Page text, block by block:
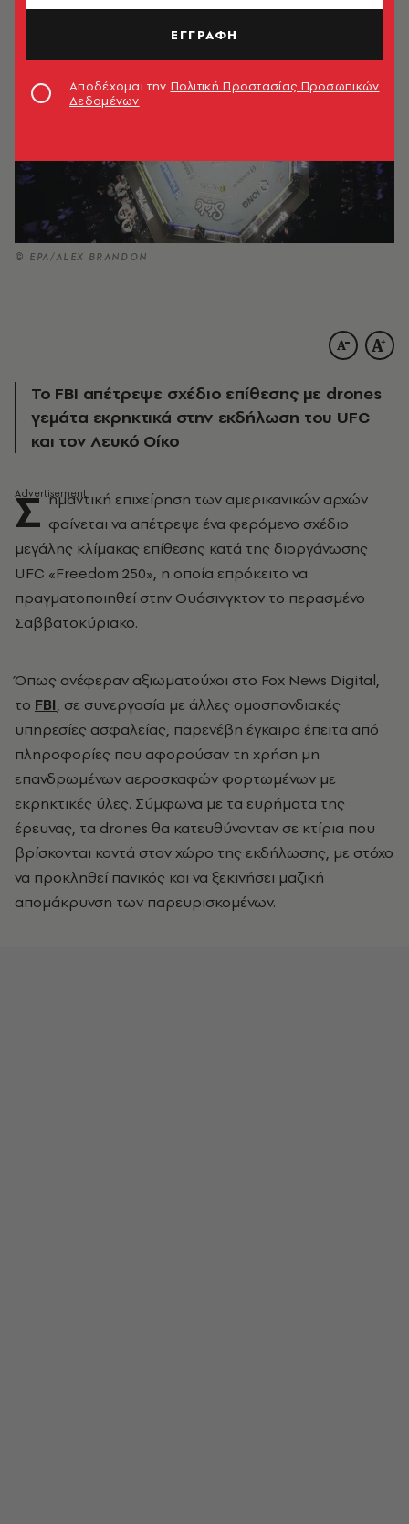
© EPA/ALEX BRANDON
Το FBI απέτρεψε σχέδιο επίθεσης με drones
γεμάτα εκρηκτικά στην εκδήλωση του UFC
και τον Λευκό Οίκο
Σ ημαντική επιχείρηση των αμερικανικών αρχών
φαίνεται να απέτρεψε ένα φερόμενο σχέδιο
μεγάλης κλίμακας επίθεσης κατά της διοργάνωσης
UFC «Freedom 250», η οποία επρόκειτο να
πραγματοποιηθεί στην Ουάσινγκτον το περασμένο
Σαββατοκύριακο.
Όπως ανέφεραν αξιωματούχοι στο Fox News Digital,
το FBI, σε συνεργασία με άλλες ομοσπονδιακές
υπηρεσίες ασφαλείας, παρενέβη έγκαιρα έπειτα από
πληροφορίες που αφορούσαν τη χρήση μη
επανδρωμένων αεροσκαφών φορτωμένων με
εκρηκτικές ύλες. Σύμφωνα με τα ευρήματα της
έρευνας, τα drones θα κατευθύνονταν σε κτίρια που
βρίσκονται κοντά στον χώρο της εκδήλωσης, με στόχο
να προκληθεί πανικός και να ξεκινήσει μαζική
απομάκρυνση των παρευρισκομένων.
ΕΓΓΡΑΦΗ
Αποδέχομαι την Πολιτική Προστασίας Προσωπικών
Δεδομένων